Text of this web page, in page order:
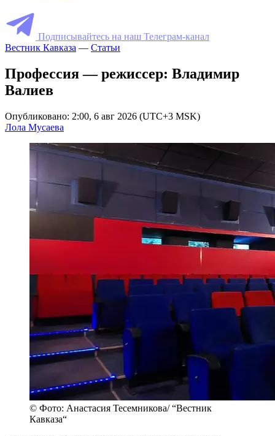
Подписывайтесь на наш Телеграм-канал
Вестник Кавказа — Статьи
Профессия — режиссер: Владимир
Валиев
Опубликовано: 2:00, 6 авг 2026 (UTC+3 MSK)
Лола Мусаева
© Фото: Анастасия Тесемникова/ “Вестник
Кавказа“